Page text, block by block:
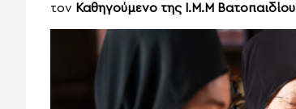
τον Καθηγούμενο της Ι.Μ.Μ Βατοπαιδίου